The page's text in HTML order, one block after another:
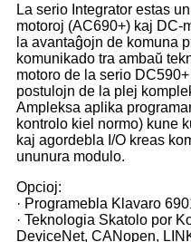
La serio Integrator estas
motoroj (AC690+) kaj DC-
la avantaĝojn de komuna
komunikado tra ambaŭ
motoro de la serio
postulojn de la plej
Ampleksa aplika
kontrolo kiel normo) kune
kaj agordebla I/O kreas
ununura modulo.
Opcioj:
· Programebla Klavaro
· Teknologia Skatolo por
DeviceNet, CANopen,